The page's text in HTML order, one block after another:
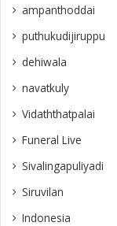
ampanthoddai
puthukudijiruppu
dehiwala
navatkuly
Vidaththatpalai
Funeral Live
Sivalingapuliyadi
Siruvilan
Indonesia